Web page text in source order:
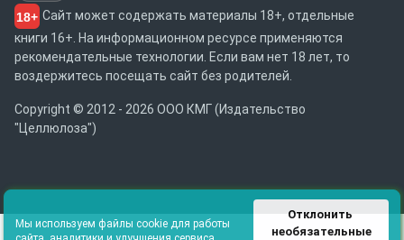
18+ Сайт может содержать материалы 18+, отдельные
книги 16+. На информационном ресурсе применяются
рекомендательные технологии. Если вам нет 18 лет, то
воздержитесь посещать сайт без родителей.
Copyright © 2012 - 2026 ООО КМГ (Издательство
"Целлюлоза")
Мы используем файлы cookie для работы
Отклонить
необязательные